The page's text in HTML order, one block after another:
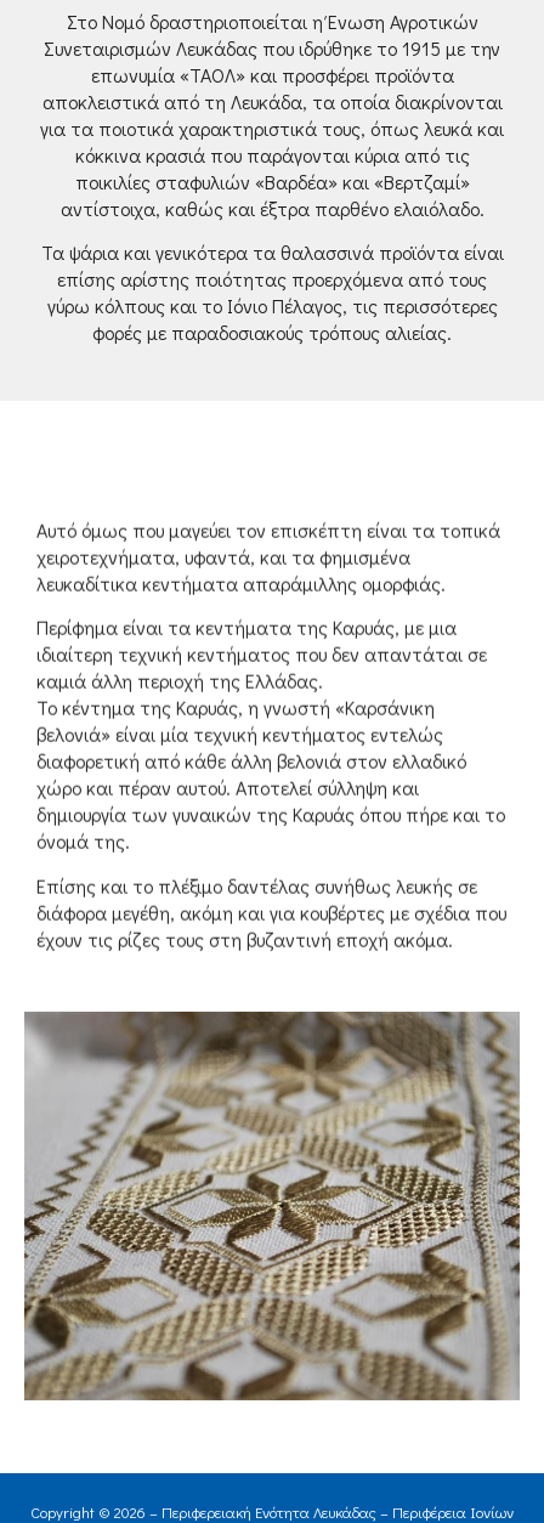
Στο Νομό δραστηριοποιείται η Ένωση Αγροτικών
Συνεταιρισμών Λευκάδας που ιδρύθηκε το 1915 με την
επωνυμία «ΤΑΟΛ» και προσφέρει προϊόντα
αποκλειστικά από τη Λευκάδα, τα οποία διακρίνονται
για τα ποιοτικά χαρακτηριστικά τους, όπως λευκά και
κόκκινα κρασιά που παράγονται κύρια από τις
ποικιλίες σταφυλιών «Βαρδέα» και «Βερτζαμί»
αντίστοιχα, καθώς και έξτρα παρθένο ελαιόλαδο.
Τα ψάρια και γενικότερα τα θαλασσινά προϊόντα είναι
επίσης αρίστης ποιότητας προερχόμενα από τους
γύρω κόλπους και το Ιόνιο Πέλαγος, τις περισσότερες
φορές με παραδοσιακούς τρόπους αλιείας.
Αυτό όμως που μαγεύει τον επισκέπτη είναι τα τοπικά
χειροτεχνήματα, υφαντά, και τα φημισμένα
λευκαδίτικα κεντήματα απαράμιλλης ομορφιάς.
Περίφημα είναι τα κεντήματα της Καρυάς, με μια
ιδιαίτερη τεχνική κεντήματος που δεν απαντάται σε
καμιά άλλη περιοχή της Ελλάδας.
Το κέντημα της Καρυάς, η γνωστή «Καρσάνικη
βελονιά» είναι μία τεχνική κεντήματος εντελώς
διαφορετική από κάθε άλλη βελονιά στον ελλαδικό
χώρο και πέραν αυτού. Αποτελεί σύλληψη και
δημιουργία των γυναικών της Καρυάς όπου πήρε και το
όνομά της.
Επίσης και το πλέξιμο δαντέλας συνήθως λευκής σε
διάφορα μεγέθη, ακόμη και για κουβέρτες με σχέδια που
έχουν τις ρίζες τους στη βυζαντινή εποχή ακόμα.
Copyright © 2026 – Περιφερειακή Ενότητα Λευκάδας – Περιφέρεια Ιονίων